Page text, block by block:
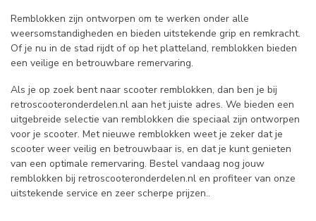
Remblokken zijn ontworpen om te werken onder alle
weersomstandigheden en bieden uitstekende grip en remkracht.
Of je nu in de stad rijdt of op het platteland, remblokken bieden
een veilige en betrouwbare remervaring.
Als je op zoek bent naar scooter remblokken, dan ben je bij
retroscooteronderdelen.nl aan het juiste adres. We bieden een
uitgebreide selectie van remblokken die speciaal zijn ontworpen
voor je scooter. Met nieuwe remblokken weet je zeker dat je
scooter weer veilig en betrouwbaar is, en dat je kunt genieten
van een optimale remervaring. Bestel vandaag nog jouw
remblokken bij retroscooteronderdelen.nl en profiteer van onze
uitstekende service en zeer scherpe prijzen..